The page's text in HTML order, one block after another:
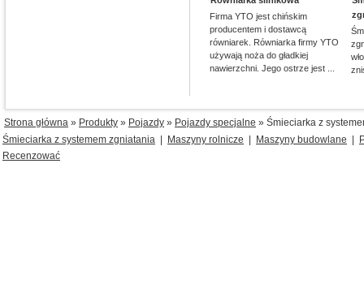
Firma YTO jest chińskim
producentem i dostawcą
równiarek. Równiarka firmy YTO
używają noża do gładkiej
nawierzchni. Jego ostrze jest ...
Strona główna » Produkty » Pojazdy » Pojazdy specjalne » Śmieciarka z
Śmieciarka z systemem zgniatania
Maszyny rolnicze Maszyny budowlane
Recenzować